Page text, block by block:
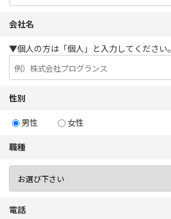
会社名
▼個人の方は「個人」と入力してください。
性別
男性 女性
職種
電話